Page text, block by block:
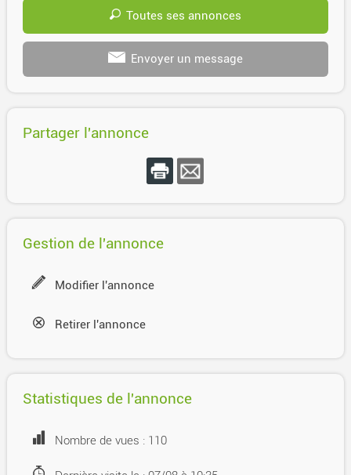
Toutes ses annonces
Envoyer un message
Partager l'annonce
Gestion de l'annonce
Modifier l'annonce
Retirer l'annonce
Statistiques de l'annonce
Nombre de vues : 110